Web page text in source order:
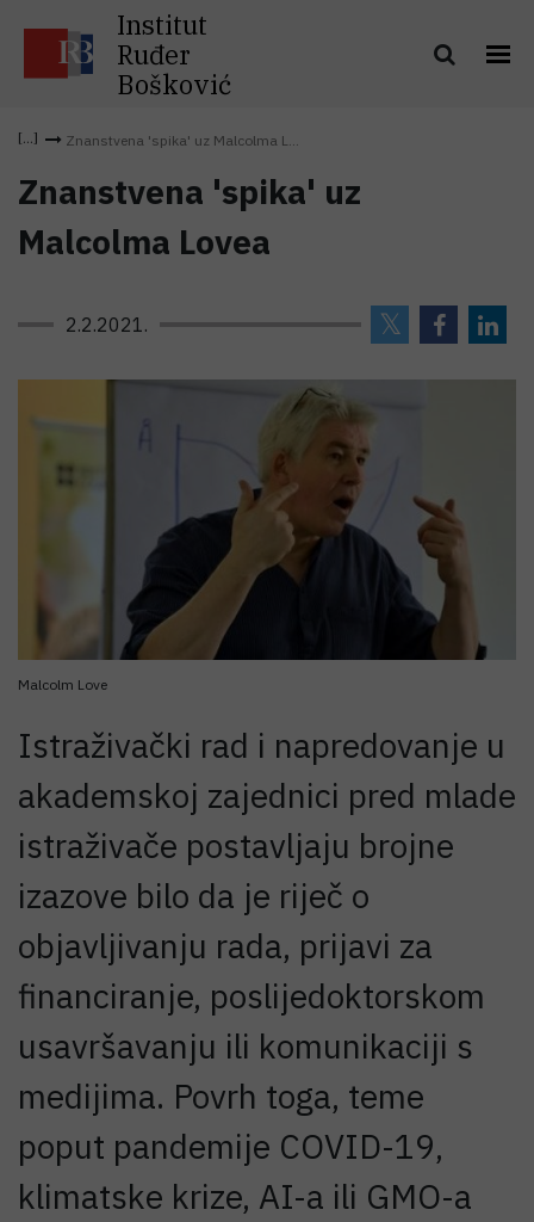
Institut
Ruđer
Bošković
Znanstvena 'spika' uz Malcolma L...
Znanstvena 'spika' uz
Malcolma Lovea
2.2.2021.
Malcolm Love
Istraživački rad i napredovanje u
akademskoj zajednici pred mlade
istraživače postavljaju brojne
izazove bilo da je riječ o
objavljivanju rada, prijavi za
financiranje, poslijedoktorskom
usavršavanju ili komunikaciji s
medijima. Povrh toga, teme
poput pandemije COVID-19,
klimatske krize, AI-a ili GMO-a